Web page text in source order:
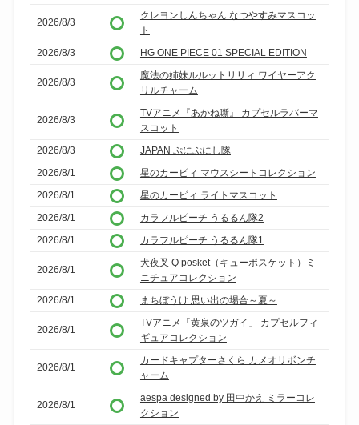
2026/8/3
クレヨンしんちゃん なつやすみマスコッ
ト
2026/8/3
HG ONE PIECE 01 SPECIAL EDITION
2026/8/3
魔法の姉妹ルルットリリィ ワイヤーアク
リルチャーム
2026/8/3
TVアニメ『あかね噺』 カプセルラバーマ
スコット
2026/8/3
JAPAN ぷにぷにし隊
2026/8/1
星のカービィ マウスシートコレクション
2026/8/1
星のカービィ ライトマスコット
2026/8/1
カラフルピーチ うるるん隊2
2026/8/1
カラフルピーチ うるるん隊1
2026/8/1
犬夜叉 Q posket（キューポスケット）ミ
ニチュアコレクション
2026/8/1
まちぼうけ 思い出の場合～夏～
2026/8/1
TVアニメ「黄泉のツガイ」 カプセルフィ
ギュアコレクション
2026/8/1
カードキャプターさくら カメオリボンチ
ャーム
2026/8/1
aespa designed by 田中かえ ミラーコレ
クション